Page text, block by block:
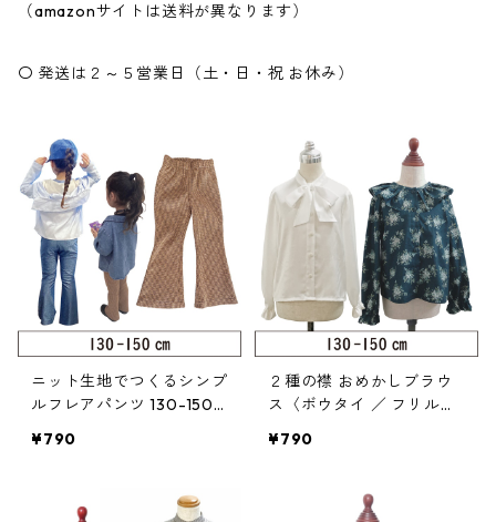
（amazonサイトは送料が異なります）
〇 発送は２～５営業日（土・日・祝 お休み）
ニット生地でつくるシンプ
ルフレアパンツ 130-150
¥790
２種の襟 おめかしブラウ
ス〈ボウタイ ／ フリルギ
-040-4）
¥790